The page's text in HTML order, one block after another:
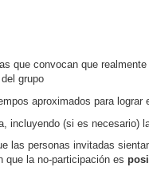
que convocan que
grupo
aproximados para lograr
incluyendo (si es necesario)
las personas invitadas
que la no-participación es